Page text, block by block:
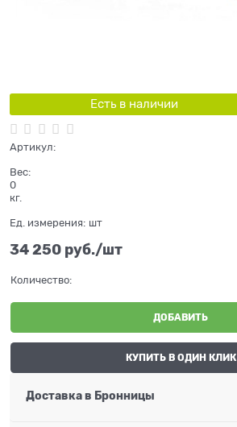
Есть в наличии
Артикул:
Вес:
0
кг.
Ед. измерения: шт
34 250 руб./шт
Количество:
ДОБАВИТЬ
КУПИТЬ В ОДИН КЛИК
Доставка в Бронницы